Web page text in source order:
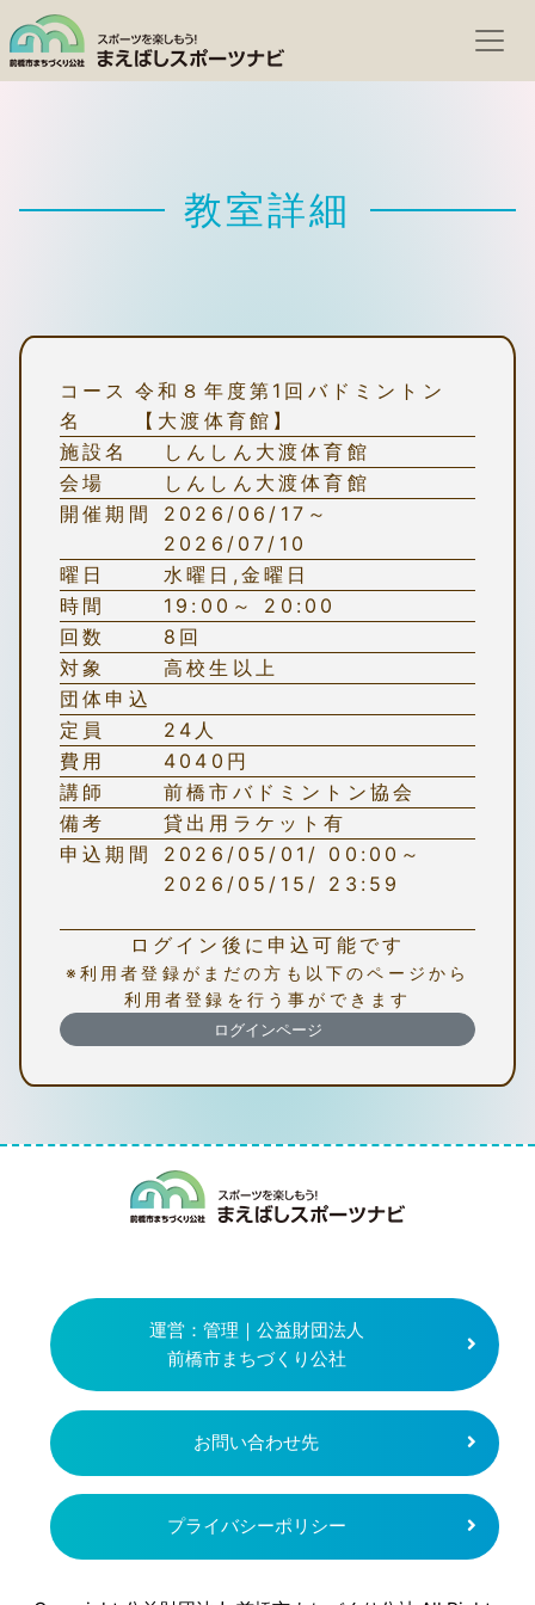
教室詳細
コース
名
令和８年度第1回バドミントン
【大渡体育館】
施設名
しんしん大渡体育館
会場
しんしん大渡体育館
開催期間
2026/06/17～
2026/07/10
曜日
水曜日,金曜日
時間
19:00～ 20:00
回数
8回
対象
高校生以上
団体申込
定員
24人
費用
4040円
講師
前橋市バドミントン協会
備考
貸出用ラケット有
申込期間
2026/05/01/ 00:00～
2026/05/15/ 23:59
ログイン後に申込可能です
※利用者登録がまだの方も以下のページから
利用者登録を行う事ができます
ログインページ
運営：管理｜公益財団法人
前橋市まちづくり公社
お問い合わせ先
プライバシーポリシー